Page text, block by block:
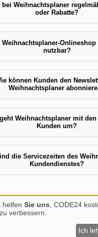
bei Weihnachtsplaner
oder Rabatte?
Weihnachtsplaner-
nutzbar?
können Kunden den
Weihnachtsplaner
Weihnachtsplaner mit den
Kunden um?
die Servicezeiten des
Kundendienstes?
helfen Sie uns , CODE24
verbessern.
Ich